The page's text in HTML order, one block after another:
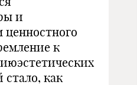
и
к
стало, как